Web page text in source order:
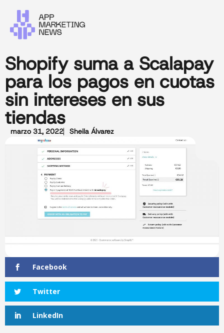
Shopify suma a Scalapay
para los pagos en cuotas
sin intereses en sus
tiendas
marzo 31, 2022 Sheila Álvarez
Facebook
Twitter
LinkedIn